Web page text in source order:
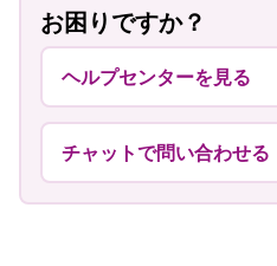
お困りですか？
ヘルプセンターを見る
チャットで問い合わせる